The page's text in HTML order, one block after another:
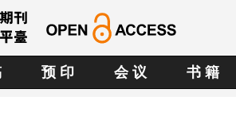
预 印 会 议 书 籍